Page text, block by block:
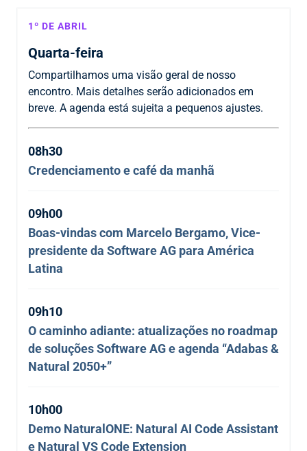
1º DE ABRIL
Quarta-feira
Compartilhamos uma visão geral de nosso
encontro. Mais detalhes serão adicionados em
breve. A agenda está sujeita a pequenos ajustes.
08h30
Credenciamento e café da manhã
09h00
Boas-vindas com Marcelo Bergamo, Vice-
presidente da Software AG para América
Latina
09h10
O caminho adiante: atualizações no roadmap
de soluções Software AG e agenda “Adabas &
Natural 2050+”
10h00
Demo NaturalONE: Natural AI Code Assistant
e Natural VS Code Extension